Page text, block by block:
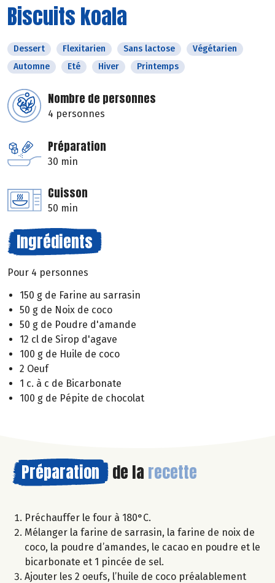
Biscuits koala
Dessert Flexitarien Sans lactose
Végétarien
Automne
Eté Hiver Printemps
Nombre de personnes
4 personnes
Préparation
30 min
Cuisson
50 min
Ingrédients
Pour 4 personnes
150 g de Farine au sarrasin
50 g de Noix de coco
50 g de Poudre d'amande
12 cl de Sirop d'agave
100 g de Huile de coco
2 Oeuf
1 c. à c de Bicarbonate
100 g de Pépite de chocolat
Préparation de la recette
Préchauffer le four à 180°C.
Mélanger la farine de sarrasin, la farine de noix de
coco, la poudre d’amandes, le cacao en poudre et le
bicarbonate et 1 pincée de sel.
Ajouter les 2 oeufs, l’huile de coco préalablement